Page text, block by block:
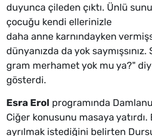
duyunca çileden çıktı. Ünlü
çocuğu kendi ellerinizle
daha anne karnındayken
dünyanızda da yok saymışsınız.
gram merhamet yok mu ya?"
gösterdi.
Esra Erol programında
Ciğer konusunu masaya yatırdı.
ayrılmak istediğini belirten